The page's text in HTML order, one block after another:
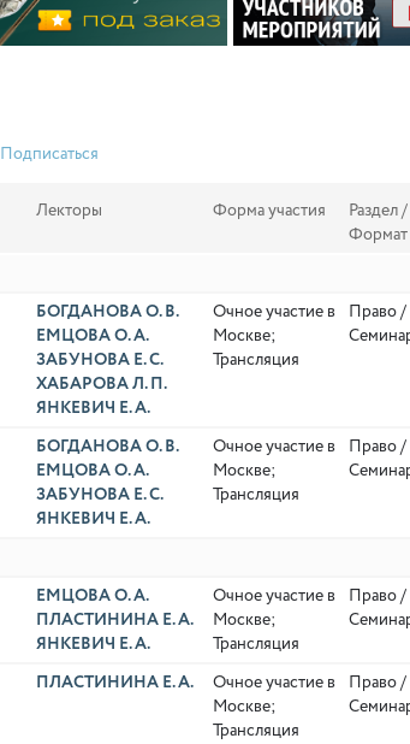
Подписаться
Лекторы Форма участия
Раздел /
Формат
БОГДАНОВА О. В.
ЕМЦОВА О. А.
ЗАБУНОВА Е. С.
ХАБАРОВА Л. П.
ЯНКЕВИЧ Е. А.
Очное участие в
Москве;
Трансляция
Право /
БОГДАНОВА О. В.
ЕМЦОВА О. А.
ЗАБУНОВА Е. С.
ЯНКЕВИЧ Е. А.
Очное участие в
Москве;
Трансляция
Право /
ЕМЦОВА О. А.
ПЛАСТИНИНА Е. А.
ЯНКЕВИЧ Е. А.
Очное участие в
Москве;
Трансляция
Право /
ПЛАСТИНИНА Е. А.
Очное участие в
Москве;
Трансляция
Право /